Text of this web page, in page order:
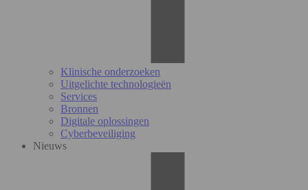
Klinische onderzoeken
Uitgelichte technologieën
Services
Bronnen
Digitale oplossingen
Cyberbeveiliging
Nieuws